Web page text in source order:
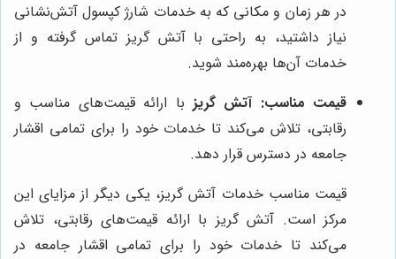
در هر زمان و مکانی که به خدمات شارژ کپسول آتش‌نشانی
نیاز داشتید، به راحتی با آتش گریز تماس گرفته و از
خدمات آن‌ها بهره‌مند شوید.
قیمت مناسب: آتش گریز با ارائه قیمت‌های مناسب و
رقابتی، تلاش می‌کند تا خدمات خود را برای تمامی اقشار
جامعه در دسترس قرار دهد.
قیمت مناسب خدمات آتش گریز، یکی دیگر از مزایای این
مرکز است. آتش گریز با ارائه قیمت‌های رقابتی، تلاش
می‌کند تا خدمات خود را برای تمامی اقشار جامعه در